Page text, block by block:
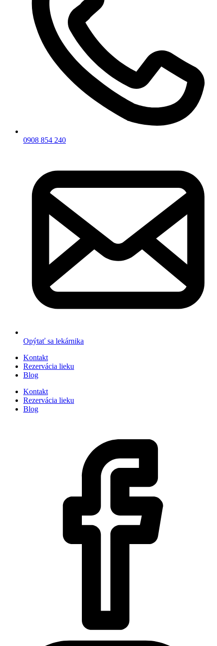
0908 854 240
Opýtať sa lekárnika
Kontakt
Rezervácia lieku
Blog
Kontakt
Rezervácia lieku
Blog